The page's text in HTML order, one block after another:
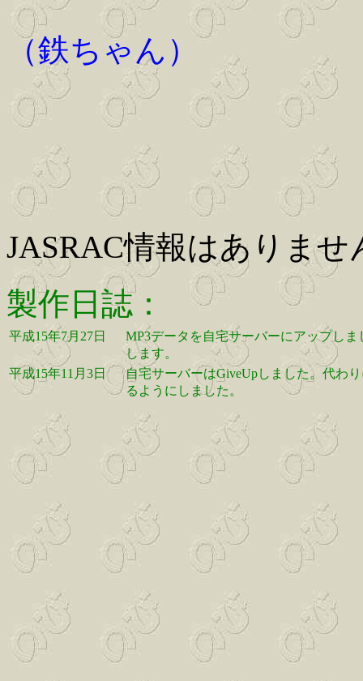
（鉄ちゃん）
JASRAC情報はありませ
製作日誌：
平成15年7月27日
MP3データを自宅サーバーにアップし
します。
平成15年11月3日
自宅サーバーはGiveUpしました。代わ
るようにしました。